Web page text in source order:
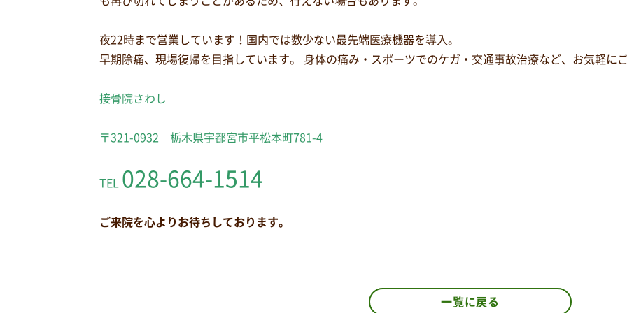
夜22時まで営業しています！国内では数少ない最先端医療機器を導入。
早期除痛、現場復帰を目指しています。 身体の痛み・スポーツでのケガ・交通事故治療など、お気軽に
接骨院さわし
〒321-0932 栃木県宇都宮市平松本町781-4
TEL 028-664-1514
ご来院を心よりお待ちしております。
一覧に戻る